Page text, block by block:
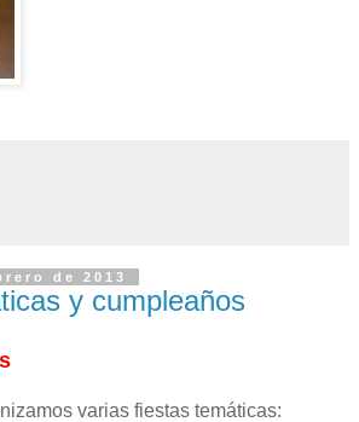
de 2013
y cumpleaños
varias fiestas temáticas: